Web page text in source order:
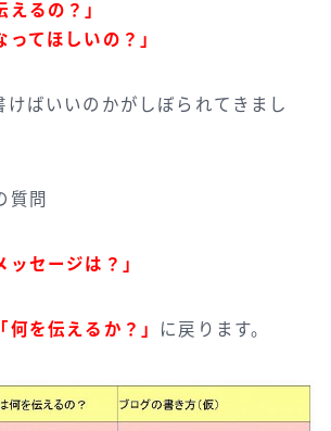
えるの？」
ってほしいの？」
けばいいのかがしぼられてきまし
質問
ッセージは？」
「何を伝えるか？」 に戻ります。